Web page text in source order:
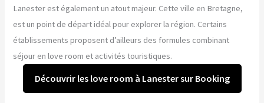
Lanester est également un atout majeur. Cette ville en Bretagne,
est un point de départ idéal pour explorer la région. Certains
établissements proposent d’ailleurs des formules combinant
séjour en love room et activités touristiques.
Découvrir les love room à Lanester sur Booking